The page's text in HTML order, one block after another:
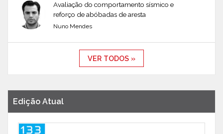
Avaliação do comportamento sísmico e
reforço de abóbadas de aresta
Nuno Mendes
VER TODOS »
Edição Atual